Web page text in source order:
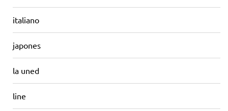
italiano
japones
la uned
line